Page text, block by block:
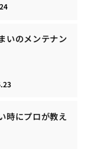
いのメンテナン
時にプロが教え